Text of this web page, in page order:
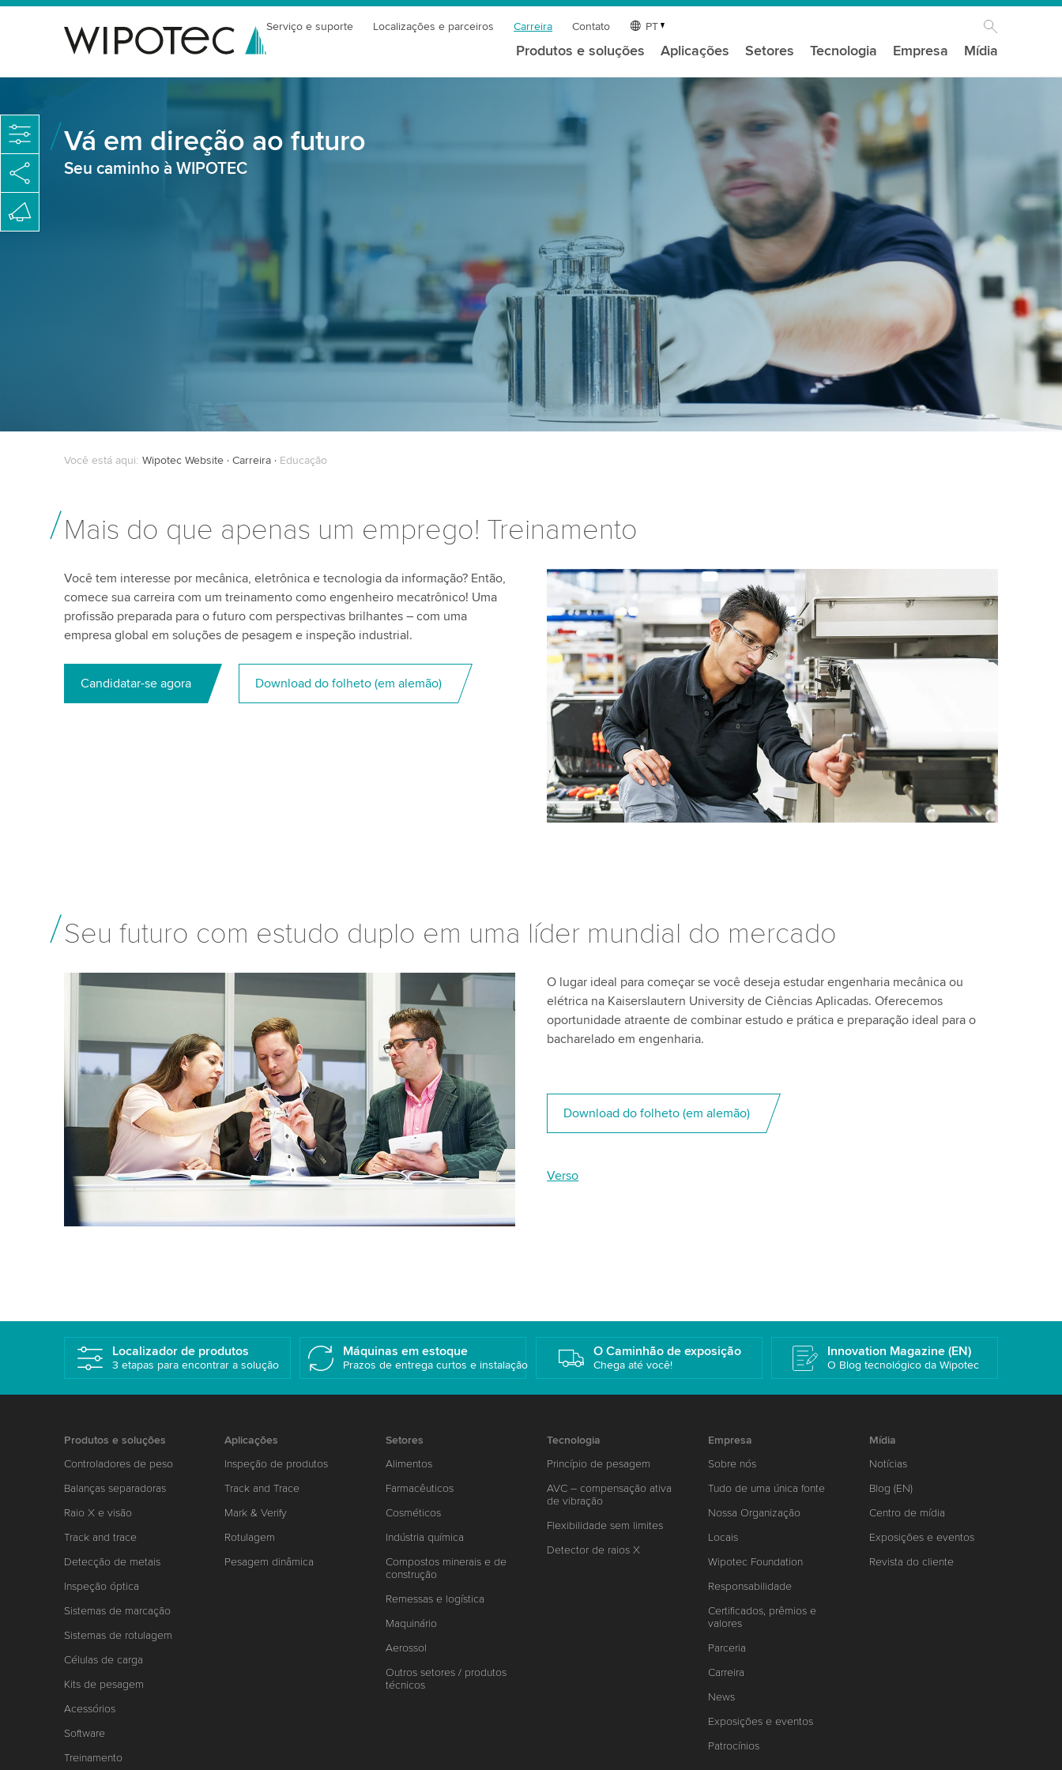
Serviço e suporte Localizações e parceiros Carreira Contato PT
Produtos e soluções Aplicações Setores Tecnologia Empresa Mídia
Vá em direção ao futuro
Seu caminho à WIPOTEC
Você está aqui: Wipotec Website Carreira Educação
Mais do que apenas um emprego! Treinamento
Você tem interesse por mecânica, eletrônica e tecnologia da informação? Então,
comece sua carreira com um treinamento como engenheiro mecatrônico! Uma
profissão preparada para o futuro com perspectivas brilhantes – com uma
empresa global em soluções de pesagem e inspeção industrial.
Candidatar-se agora Download do folheto (em alemão)
Seu futuro com estudo duplo em uma líder mundial do mercado
O lugar ideal para começar se você deseja estudar engenharia mecânica ou
elétrica na Kaiserslautern University de Ciências Aplicadas. Oferecemos
oportunidade atraente de combinar estudo e prática e preparação ideal para o
bacharelado em engenharia.
Download do folheto (em alemão)
Verso
Localizador de produtos
3 etapas para encontrar a solução
Máquinas em estoque
Prazos de entrega curtos e instalação
O Caminhão de exposição
Chega até você!
Innovation Magazine (EN)
O Blog tecnológico da Wipotec
Produtos e soluções
Controladores de peso
Balanças separadoras
Raio X e visão
Track and trace
Detecção de metais
Inspeção óptica
Sistemas de marcação
Sistemas de rotulagem
Células de carga
Kits de pesagem
Acessórios
Software
Treinamento
Aplicações
Inspeção de produtos
Track and Trace
Mark & Verify
Rotulagem
Pesagem dinâmica
Setores
Alimentos
Farmacêuticos
Cosméticos
Indústria química
Compostos minerais e de
construção
Remessas e logística
Maquinário
Aerossol
Outros setores / produtos
técnicos
Tecnologia
Princípio de pesagem
AVC – compensação ativa
de vibração
Flexibilidade sem limites
Detector de raios X
Empresa
Sobre nós
Tudo de uma única fonte
Nossa Organização
Locais
Wipotec Foundation
Responsabilidade
Certificados, prêmios e
valores
Parceria
Carreira
News
Exposições e eventos
Patrocínios
Mídia
Notícias
Blog (EN)
Centro de mídia
Exposições e eventos
Revista do cliente